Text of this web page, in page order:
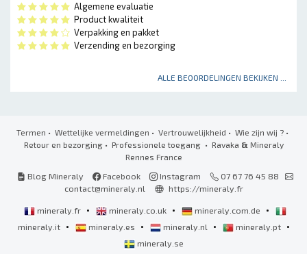
Algemene evaluatie
Product kwaliteit
Verpakking en pakket
Verzending en bezorging
ALLE BEOORDELINGEN BEKIJKEN ...
Termen • Wettelijke vermeldingen • Vertrouwelijkheid • Wie zijn wij ? •
Retour en bezorging• Professionele toegang • Ravaka & Mineraly
Rennes France
Blog Mineraly
Facebook Instagram
07 67 76 45 88
contact@mineraly.nl
https://mineraly.fr
mineraly.fr • mineraly.co.uk • mineraly.com.de •
mineraly.it • mineraly.es • mineraly.nl • mineraly.pt •
mineraly.se